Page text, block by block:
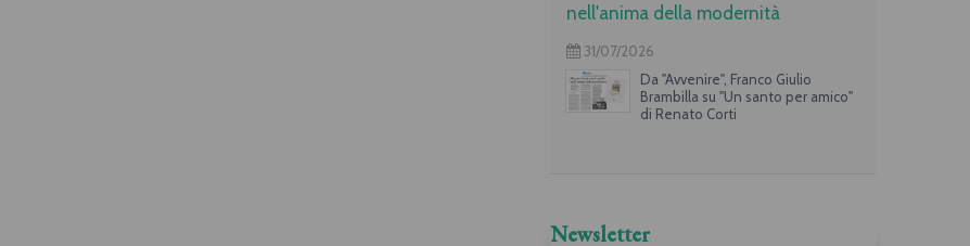
nell'anima della modernità
31/07/2026
Da "Avvenire", Franco Giulio
Brambilla su "Un santo per amico"
di Renato Corti
Newsletter